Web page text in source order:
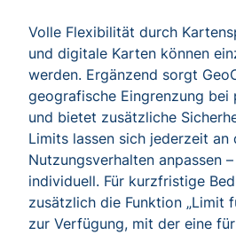
Volle Flexibilität durch
und digitale Karten können
werden. Ergänzend sorgt
geografische Eingrenzung bei
und bietet zusätzliche
Limits lassen sich jederzeit an
Nutzungsverhalten anpassen
individuell. Für kurzfristige
zusätzlich die Funktion „Limit
zur Verfügung, mit der eine